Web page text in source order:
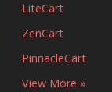
LiteCart
ZenCart
PinnacleCart
View More »